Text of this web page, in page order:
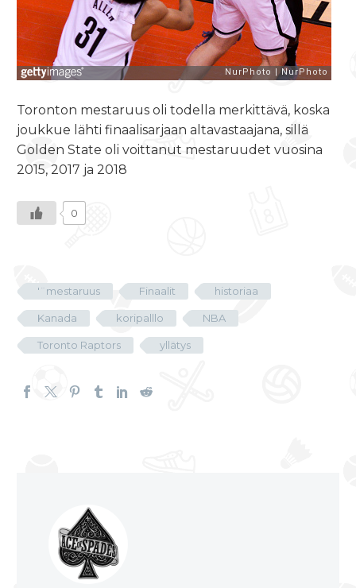
Toronton mestaruus oli todella merkittävä, koska
joukkue lähti finaalisarjaan altavastaajana, sillä
Golden State oli voittanut mestaruudet vuosina
2015, 2017 ja 2018
0
'¨mestaruus Finaalit historiaa
Kanada koripalllo NBA
Toronto Raptors yllätys